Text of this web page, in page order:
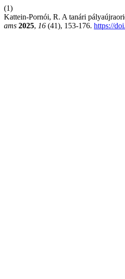
(1)
Kattein-Pornói, R. A tanári
ams 2025, 16 (41), 153-176. https://